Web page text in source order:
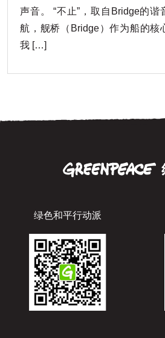
声音。 “不止”，取自Bridge的谐
航，舰桥（Bridge）作为船的核
我 […]
绿色和平行动派